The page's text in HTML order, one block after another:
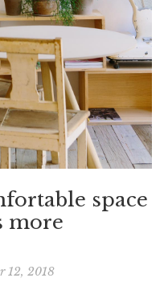
space
more
12, 2018